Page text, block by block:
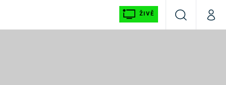
ŽIVĚ
VyhledáváníMůj